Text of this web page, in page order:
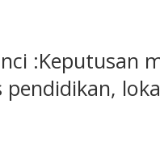
:Keputusan
pendidikan,